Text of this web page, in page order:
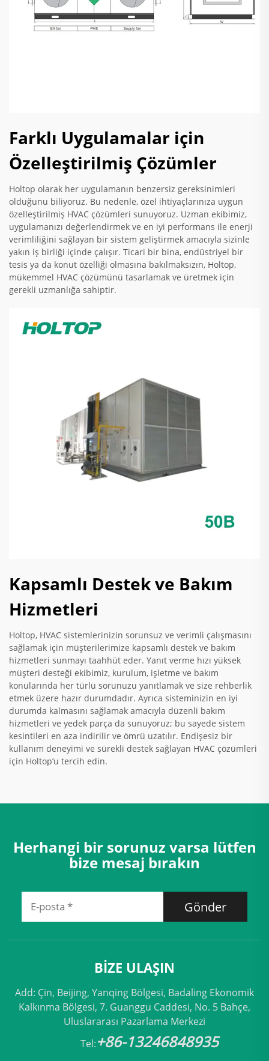
Farklı Uygulamalar için
Özelleştirilmiş Çözümler
Holtop olarak her uygulamanın benzersiz gereksinimleri
olduğunu biliyoruz. Bu nedenle, özel ihtiyaçlarınıza uygun
özelleştirilmiş HVAC çözümleri sunuyoruz. Uzman ekibimiz,
uygulamanızı değerlendirmek ve en iyi performans ile enerji
verimliliğini sağlayan bir sistem geliştirmek amacıyla sizinle
yakın iş birliği içinde çalışır. Ticari bir bina, endüstriyel bir
tesis ya da konut özelliği olmasına bakılmaksızın, Holtop,
mükemmel HVAC çözümünü tasarlamak ve üretmek için
gerekli uzmanlığa sahiptir.
Kapsamlı Destek ve Bakım
Hizmetleri
Holtop, HVAC sistemlerinizin sorunsuz ve verimli çalışmasını
sağlamak için müşterilerimize kapsamlı destek ve bakım
hizmetleri sunmayı taahhüt eder. Yanıt verme hızı yüksek
müşteri desteği ekibimiz, kurulum, işletme ve bakım
konularında her türlü sorunuzu yanıtlamak ve size rehberlik
etmek üzere hazır durumdadır. Ayrıca sisteminizin en iyi
durumda kalmasını sağlamak amacıyla düzenli bakım
hizmetleri ve yedek parça da sunuyoruz; bu sayede sistem
kesintileri en aza indirilir ve ömrü uzatılır. Endişesiz bir
kullanım deneyimi ve sürekli destek sağlayan HVAC çözümleri
için Holtop’u tercih edin.
Herhangi bir sorunuz varsa lütfen
bize mesaj bırakın
Gönder
BIZE ULAŞIN
Add: Çin, Beijing, Yanqing Bölgesi, Badaling Ekonomik
Kalkınma Bölgesi, 7. Guanggu Caddesi, No. 5 Bahçe,
Uluslararası Pazarlama Merkezi
Tel:+86-13246848935